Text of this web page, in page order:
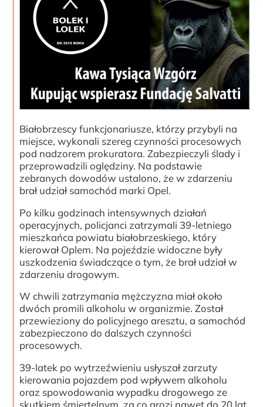
Białobrzescy funkcjonariusze, którzy przybyli na
miejsce, wykonali szereg czynności procesowych
pod nadzorem prokuratora. Zabezpieczyli ślady i
przeprowadzili oględziny. Na podstawie
zebranych dowodów ustalono, że w zdarzeniu
brał udział samochód marki Opel.
Po kilku godzinach intensywnych działań
operacyjnych, policjanci zatrzymali 39-letniego
mieszkańca powiatu białobrzeskiego, który
kierował Oplem. Na pojeździe widoczne były
uszkodzenia świadczące o tym, że brał udział w
zdarzeniu drogowym.
W chwili zatrzymania mężczyzna miał około
dwóch promili alkoholu w organizmie. Został
przewieziony do policyjnego aresztu, a samochód
zabezpieczono do dalszych czynności
procesowych.
39-latek po wytrzeźwieniu usłyszał zarzuty
kierowania pojazdem pod wpływem alkoholu
oraz spowodowania wypadku drogowego ze
skutkiem śmiertelnym, za co grozi nawet do 20 lat